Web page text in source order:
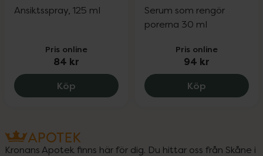
Ansiktsspray, 125 ml
Pris online
84 kr
Köp Neutrogena Clear & Soothe Mist, 84 kr.
Serum som rengör
porerna 30 ml
Pris online
94 kr
Köp
Kronans Apotek finns här för dig. Du hittar oss från Skåne i